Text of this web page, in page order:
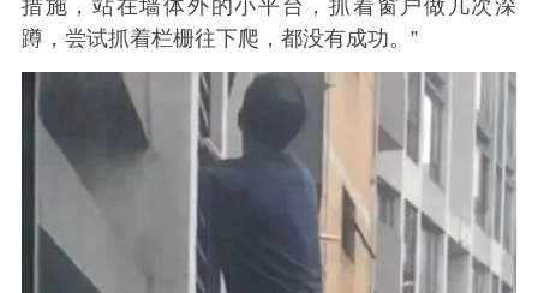
措施，站在墙体外的小平台，抓着窗户做几次深
蹲，尝试抓着栏栅往下爬，都没有成功。”